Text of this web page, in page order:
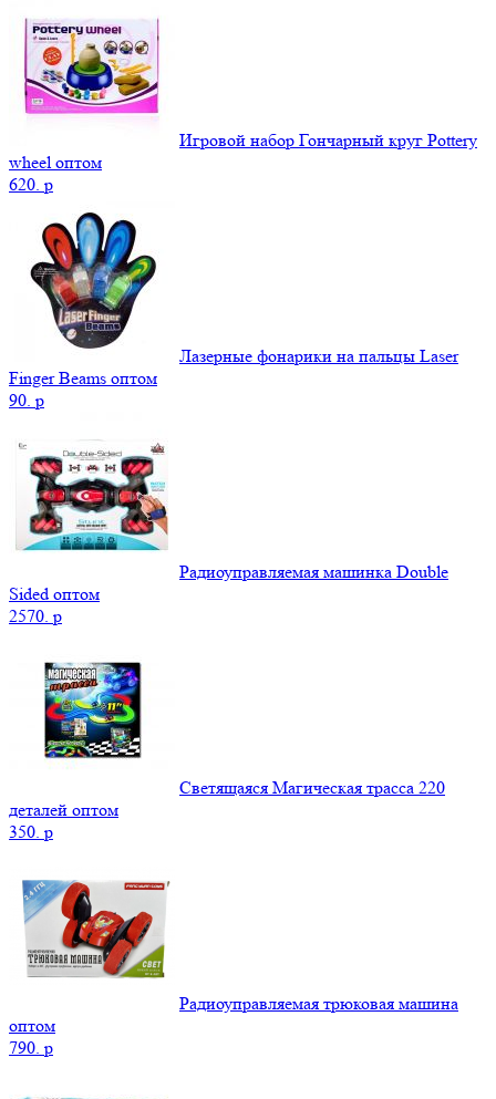
Игровой набор Гончарный круг Pottery
wheel оптом
620. p
Лазерные фонарики на пальцы Laser
Finger Beams оптом
90. p
Радиоуправляемая машинка Double
Sided оптом
2570. p
Светящаяся Магическая трасса 220
деталей оптом
350. p
Радиоуправляемая трюковая машина
оптом
790. p